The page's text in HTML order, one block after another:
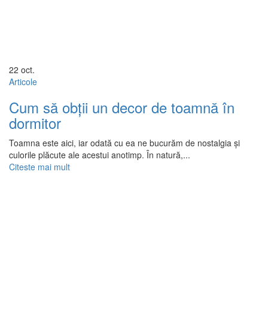
22 oct.
Articole
Cum să obții un decor de toamnă în
dormitor
Toamna este aici, iar odată cu ea ne bucurăm de nostalgia și
culorile plăcute ale acestui anotimp. În natură,...
Citeste mai mult